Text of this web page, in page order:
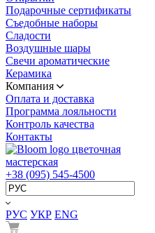
Подарочные сертификаты
Съедобные наборы
Сладости
Воздушные шары
Свечи ароматические
Керамика
Компания
Оплата и доставка
Программа лояльности
Контроль качества
Контакты
цветочная
мастерская
+38 (095) 545-4500
РУС УКР ENG